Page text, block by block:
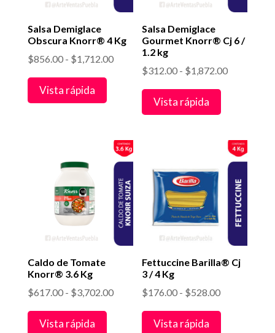
Salsa Demiglace
Obscura Knorr® 4 Kg
$856.00 - $1,712.00Rango
precios:
hasta
$1,712.00
Vista rápida
Salsa Demiglace
Gourmet Knorr® Cj 6 /
1.2 kg
$312.00 - $1,872.00Rango
hasta
$1,872.00
Vista rápida
Caldo de Tomate
Knorr® 3.6 Kg
$617.00 - $3,702.00Rango
Vista rápida
Fettuccine Barilla® Cj
3 / 4 Kg
$176.00 - $528.00Rango
Vista rápida